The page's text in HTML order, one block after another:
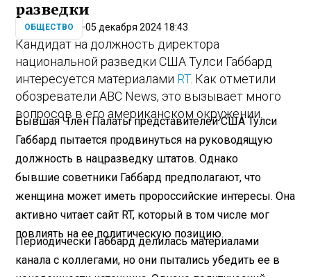
разведки
ОБЩЕСТВО 05 декабря 2024 18:43
Кандидат на должность директора
национальной разведки США Тулси Габбард
интересуется материалами RT. Как отметили
обозреватели ABC News, это вызывает много
вопросов в его американском окружении.
Бывшая Член Палаты представителей США Тулси
Габбард пытается продвинуться на руководящую
должность в нацразведку штатов. Однако
бывшие советники Габбард предполагают, что
женщина может иметь пророссийские интересы. Она
активно читает сайт RT, который в том числе мог
повлиять на ее политическую позицию.
Периодически Габбард делилась материалами
канала с коллегами, но они пытались убедить ее в